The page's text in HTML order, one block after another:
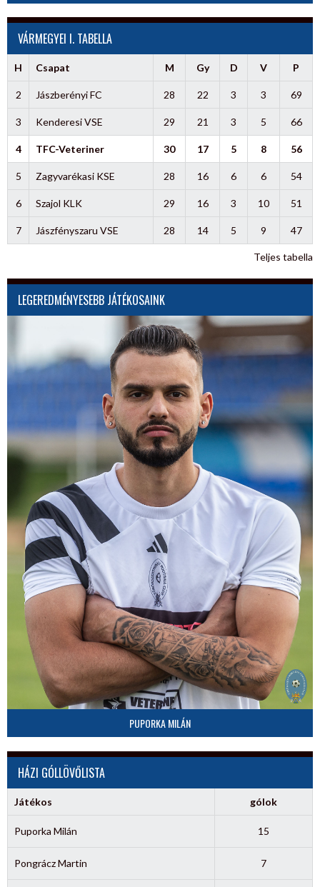
VÁRMEGYEI I. TABELLA
H Csapat M Gy D V P
2 Jászberényi FC 28 22 3 3 69
3 Kenderesi VSE 29 21 3 5 66
4 TFC-Veteriner 30 17 5 8 56
5 Zagyvarékasi KSE 28 16 6 6 54
6 Szajol KLK 29 16 3 10 51
7 Jászfényszaru VSE 28 14 5 9 47
Teljes tabella
LEGEREDMÉNYESEBB JÁTÉKOSAINK
PUPORKA MILÁN
HÁZI GÓLLÖVŐLISTA
Játékos gólok
Puporka Milán 15
Pongrácz Martin 7